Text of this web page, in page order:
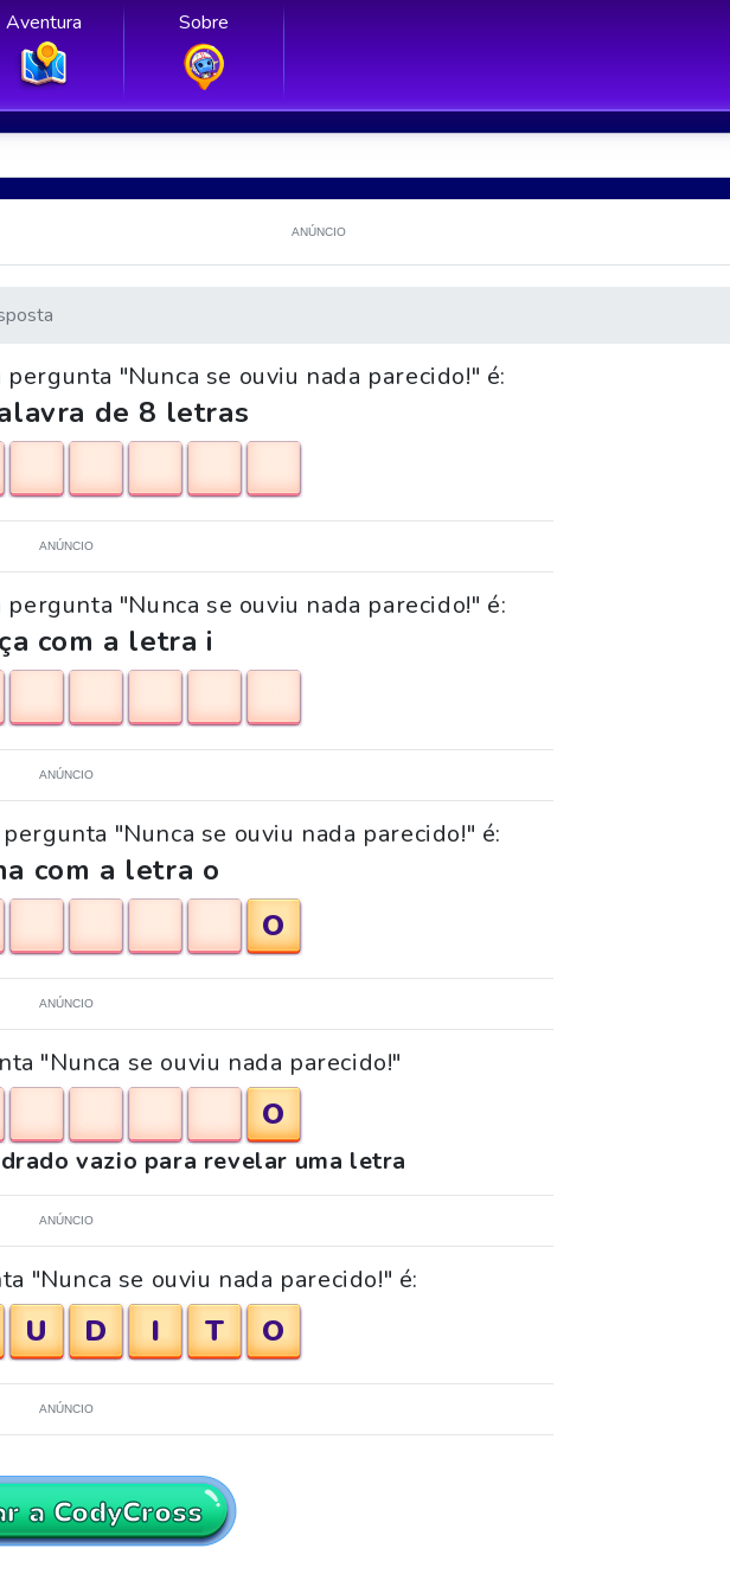
Aventura Sobre
ANÚNCIO
"Nunca se ouviu nada parecido!" é:
de 8 letras
ANÚNCIO
"Nunca se ouviu nada parecido!" é:
com a letra i
ANÚNCIO
"Nunca se ouviu nada parecido!" é:
com a letra o
O
ANÚNCIO
"Nunca se ouviu nada parecido!"
O
vazio para revelar uma letra
ANÚNCIO
"Nunca se ouviu nada parecido!" é:
U D I T O
ANÚNCIO
a CodyCross